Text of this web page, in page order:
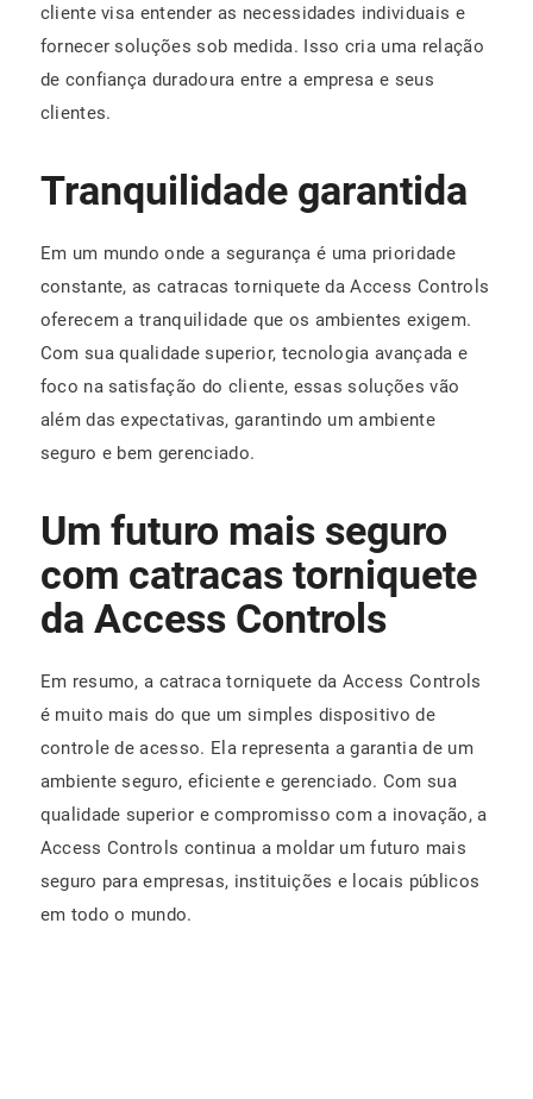
cliente visa entender as necessidades individuais e
fornecer soluções sob medida. Isso cria uma relação
de confiança duradoura entre a empresa e seus
clientes.
Tranquilidade garantida
Em um mundo onde a segurança é uma prioridade
constante, as catracas torniquete da Access Controls
oferecem a tranquilidade que os ambientes exigem.
Com sua qualidade superior, tecnologia avançada e
foco na satisfação do cliente, essas soluções vão
além das expectativas, garantindo um ambiente
seguro e bem gerenciado.
Um futuro mais seguro
com catracas torniquete
da Access Controls
Em resumo, a catraca torniquete da Access Controls
é muito mais do que um simples dispositivo de
controle de acesso. Ela representa a garantia de um
ambiente seguro, eficiente e gerenciado. Com sua
qualidade superior e compromisso com a inovação, a
Access Controls continua a moldar um futuro mais
seguro para empresas, instituições e locais públicos
em todo o mundo.